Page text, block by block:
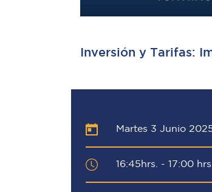
Inversión y Tarifas:
Martes 3 Junio
16:45hrs. - 17:00 hrs.